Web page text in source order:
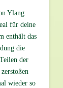
Ylang
für deine
enthält das
die
der
wieder so